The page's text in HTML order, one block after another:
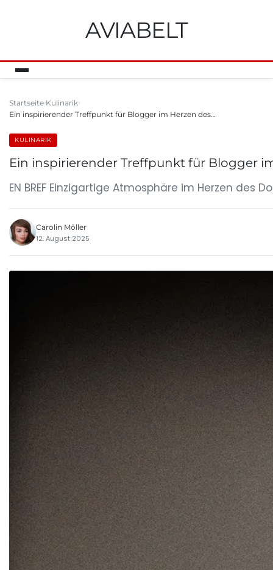
AVIABELT
Startseite Kulinarik
Ein inspirierender Treffpunkt für Blogger im Herzen des…
KULINARIK
Ein inspirierender Treffpunkt für Blogger
EN BREF Einzigartige Atmosphäre im Herzen des
Carolin Möller
12. August 2025